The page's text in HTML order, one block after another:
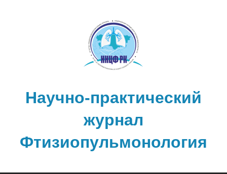
Научно-практический
журнал
Фтизиопульмонология